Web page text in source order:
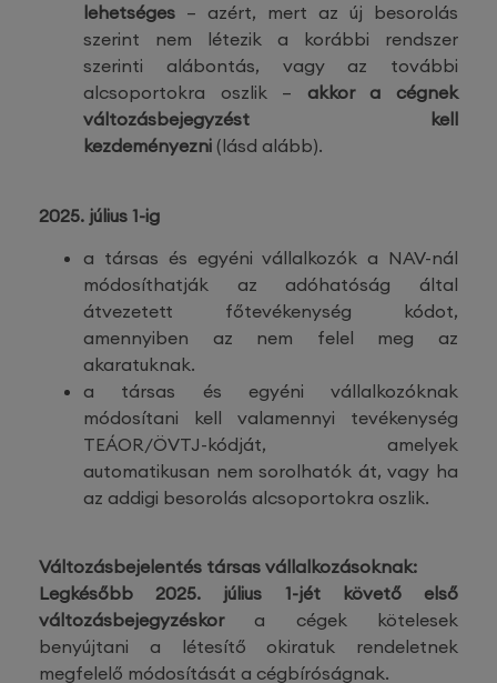
lehetséges – azért, mert az új besorolás
szerint nem létezik a korábbi rendszer
szerinti alábontás, vagy az további
alcsoportokra oszlik – akkor a cégnek
változásbejegyzést kell
kezdeményezni (lásd alább).
2025. július 1-ig
a társas és egyéni vállalkozók a NAV-nál
módosíthatják az adóhatóság által
átvezetett főtevékenység kódot,
amennyiben az nem felel meg az
akaratuknak.
a társas és egyéni vállalkozóknak
módosítani kell valamennyi tevékenység
TEÁOR/ÖVTJ-kódját, amelyek
automatikusan nem sorolhatók át, vagy ha
az addigi besorolás alcsoportokra oszlik.
Változásbejelentés társas vállalkozásoknak:
Legkésőbb 2025. július 1-jét követő első
változásbejegyzéskora cégek kötelesek
benyújtani a létesítő okiratuk rendeletnek
megfelelő módosítását a cégbíróságnak.